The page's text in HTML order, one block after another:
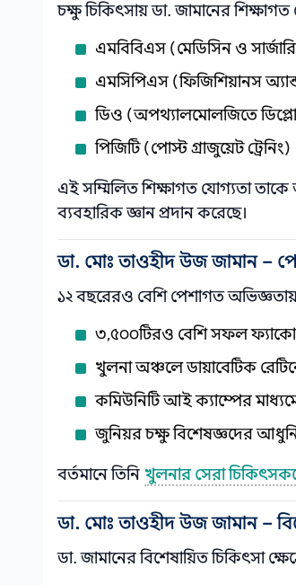
চক্ষু চিকিৎসায় ডা. জামানের
এমবিবিএস (মেডিসিন ও
এমসিপিএস (ফিজিশিয়ানস
ডিও (অপথ্যালমোলজিতে
পিজিটি (পোস্ট গ্রাজুয়েট ট্রেনিং)
এই সম্মিলিত শিক্ষাগত যোগ্যতা
ব্যবহারিক জ্ঞান প্রদান করেছে।
ডা. মোঃ তাওহীদ উজ জামান –
১২ বছরেরও বেশি পেশাগত
৩,৫০০টিরও বেশি সফল ফ্যাকো
খুলনা অঞ্চলে ডায়াবেটিক
কমিউনিটি আই ক্যাম্পের
জুনিয়র চক্ষু বিশেষজ্ঞদের
বর্তমানে তিনি খুলনার সেরা
ডা. মোঃ তাওহীদ উজ জামান –
ডা. জামানের বিশেষায়িত চিকিৎসা